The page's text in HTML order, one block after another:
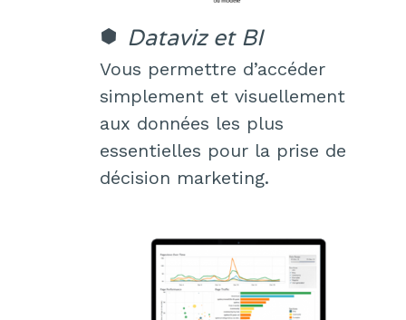
Dataviz et BI
Vous permettre d’accéder
simplement et visuellement
aux données les plus
essentielles pour la prise de
décision marketing.